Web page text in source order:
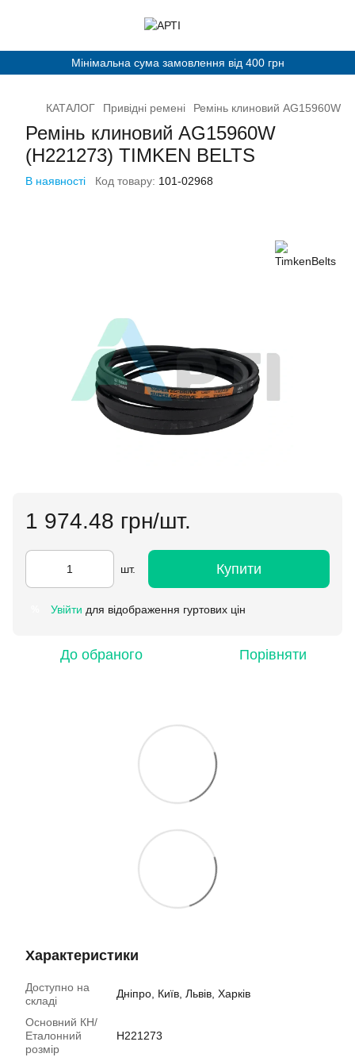
Мінімальна сума замовлення від 400 грн
КАТАЛОГ Привідні ремені Ремінь клиновий AG15960W
Ремінь клиновий AG15960W
(H221273) TIMKEN BELTS
В наявності Код товару: 101-02968
1 974.48 грн/шт.
шт. Купити
Увійти для відображення гуртових цін
До обраного Порівняти
Характеристики
Доступно на
складі
Дніпро, Київ, Львів, Харків
Основний КН/
Еталонний
розмір
H221273